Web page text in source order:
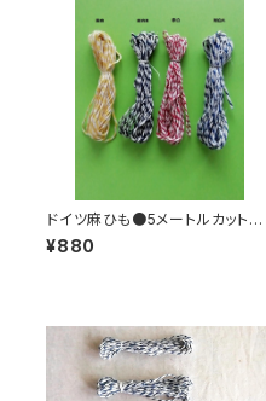
ドイツ麻ひも●5メートルカット×４
色セット
¥880